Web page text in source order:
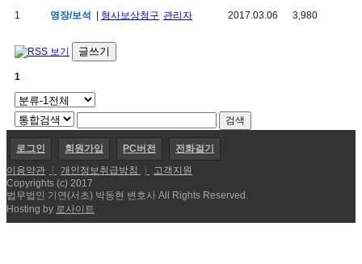
1 영장/보석 형사보상청구 관리자 2017.03.06 3,980
글쓰기
1
로그인 회원가입 PC버전
전화걸기
이용약관
개인정보취급방침
고객지원
Copyrights (c) 2017
법무법인 기연(서초) 박동현 변호사 All Rights Reserved.
Hosting by 로사이트